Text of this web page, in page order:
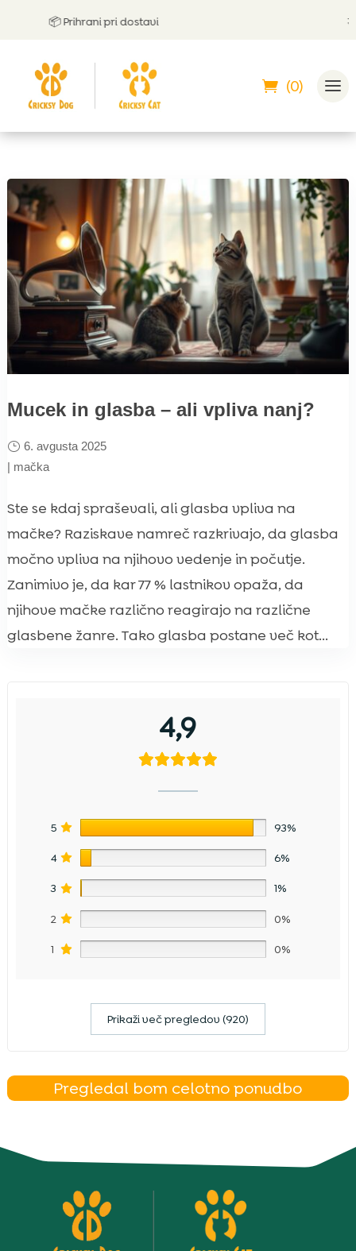
📦 Prihrani pri dostavi
(0)
Mucek in glasba – ali vpliva nanj?
6. avgusta 2025
| mačka
Ste se kdaj spraševali, ali glasba vpliva na
mačke? Raziskave namreč razkrivajo, da glasba
močno vpliva na njihovo vedenje in počutje.
Zanimivo je, da kar 77 % lastnikov opaža, da
njihove mačke različno reagirajo na različne
glasbene žanre. Tako glasba postane več kot...
4,9
5 93%
4 6%
3 1%
2 0%
1 0%
Prikaži več pregledov (920)
Pregledal bom celotno ponudbo